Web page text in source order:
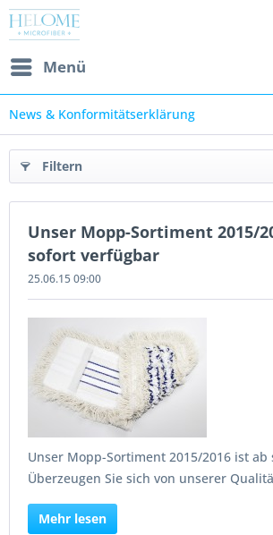
Menü
News & Konformitätserklärung
Filtern
Unser Mopp-Sortiment 2015/
sofort verfügbar
25.06.15 09:00
Unser Mopp-Sortiment 2015/2016 ist
Überzeugen Sie sich von unserer
Mehr lesen